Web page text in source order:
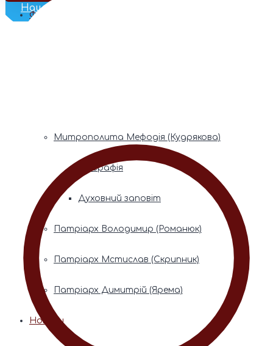
Наш Телеграм
Фонди пам’яті
Митрополита Мефодія (Кудрякова)
Біографія
Духовний заповіт
Патріарх Володимир (Романюк)
Патріарх Мстислав (Скрипник)
Патріарх Димитрій (Ярема)
Новини